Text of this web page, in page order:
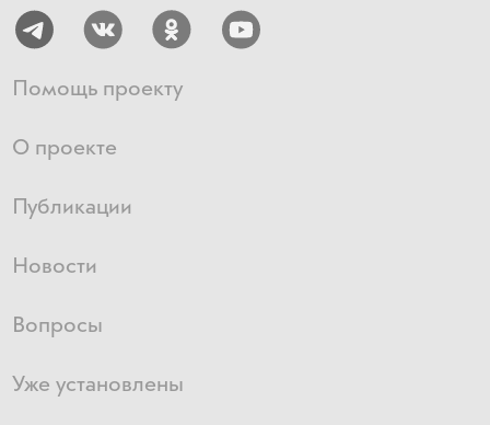
Помощь проекту
О проекте
Публикации
Новости
Вопросы
Уже установлены